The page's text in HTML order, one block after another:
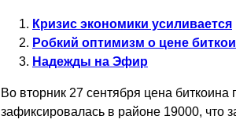
Кризис экономики усиливается
Робкий оптимизм о цене
Надежды на Эфир
Во вторник 27 сентября цена
зафиксировалась в районе 19000, что